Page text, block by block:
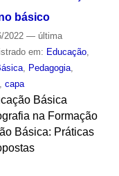
básico
2022 — última
em: Educação,
, Pedagogia,
capa
Básica
na Formação
Básica: Práticas